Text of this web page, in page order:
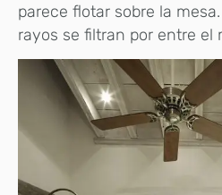
parece flotar sobre la
rayos se filtran por entre el